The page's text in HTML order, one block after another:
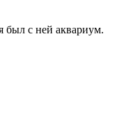
был с ней аквариум.